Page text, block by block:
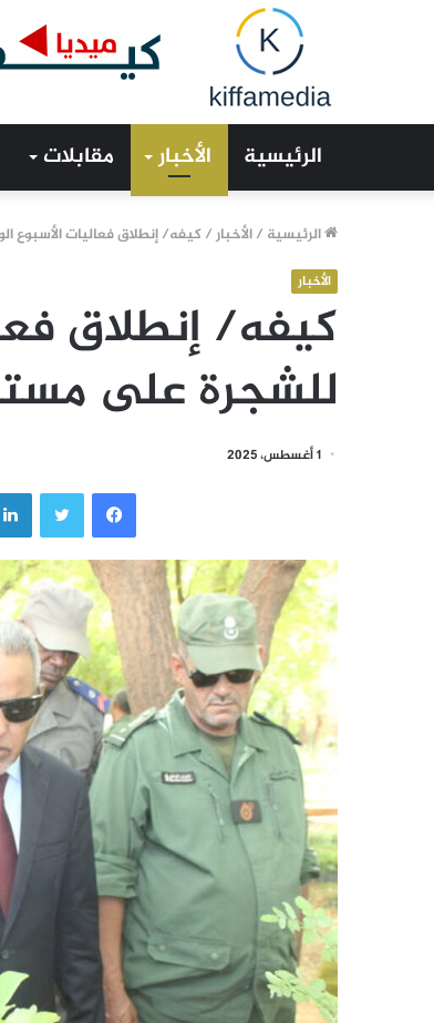
الرئيسية الأخبار مقابلات
الرئيسية /الأخبار/كيفه/ إنطلاق فعاليات الأسبوع
الأخبار
كيفه/ إنطلاق
للشجرة على
1 أغسطس، 2025
فيسبوك